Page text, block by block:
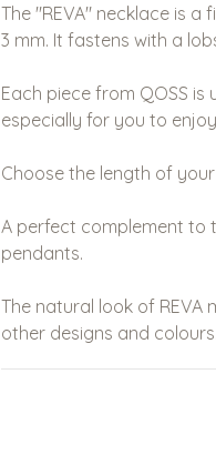
The "REVA" necklace is
3 mm. It fastens with a
Each piece from QOSS
especially for you to
Choose the length of your
A perfect complement to
pendants.
The natural look of
other designs and colours.